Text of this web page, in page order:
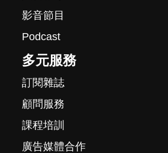
影音節目
Podcast
多元服務
訂閱雜誌
顧問服務
課程培訓
廣告媒體合作